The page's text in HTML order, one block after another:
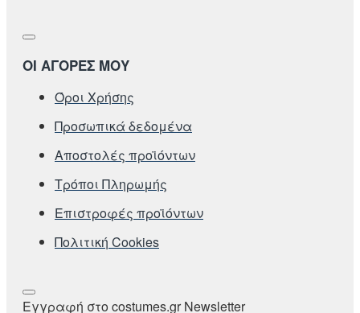
ΟΙ ΑΓΟΡΕΣ ΜΟΥ
Όροι Χρήσης
Προσωπικά δεδομένα
Αποστολές προϊόντων
Τρόποι Πληρωμής
Επιστροφές προϊόντων
Πολιτική Cookies
Εγγραφή στο costumes.gr Newsletter